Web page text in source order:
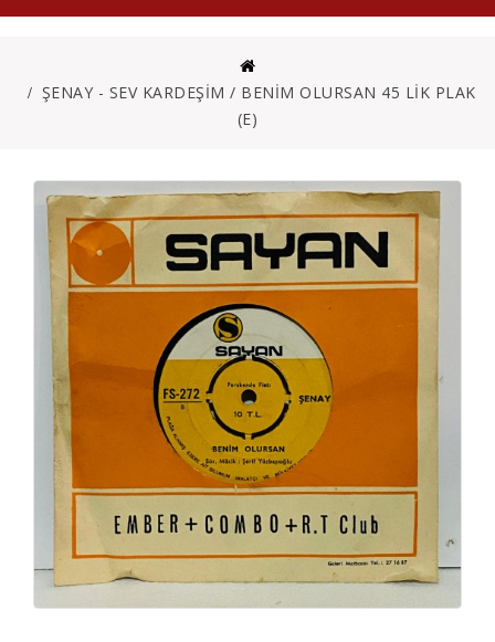
ŞENAY - SEV KARDEŞİM / BENİM OLURSAN 45 LİK PLAK
(E)